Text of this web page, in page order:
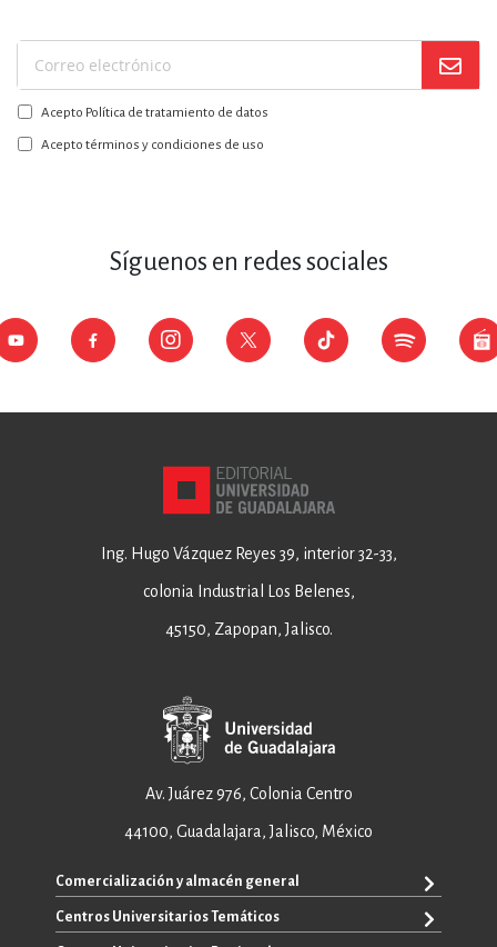
Suscríbase
a
nuestro
boletín:
Acepto Política de tratamiento de datos
Acepto términos y condiciones de uso
Síguenos en redes sociales
Ing. Hugo Vázquez Reyes 39, interior 32-33,
colonia Industrial Los Belenes,
45150, Zapopan, Jalisco.
Av. Juárez 976, Colonia Centro
44100, Guadalajara, Jalisco, México
Comercialización y almacén general
+52 33 3640 6326
Centros Universitarios Temáticos